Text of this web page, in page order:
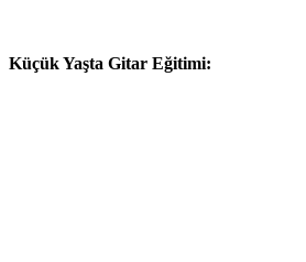
Küçük Yaşta Gitar Eğitimi: